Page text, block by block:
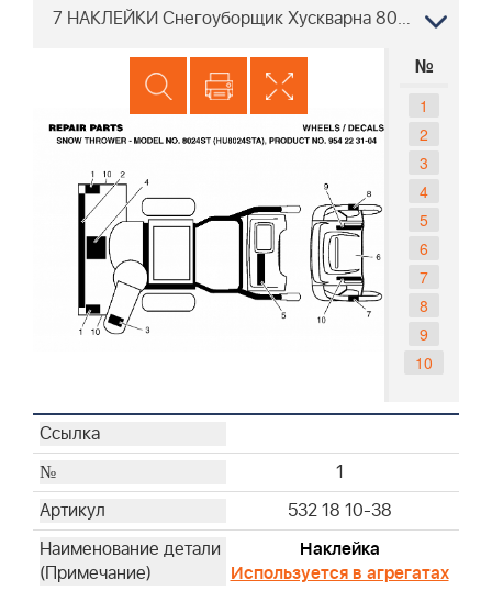
7 НАКЛЕЙКИ Снегоуборщик Хускварна 8024 ST 954223104, 2002-09
№
1
2
3
4
5
6
7
8
9
10
1
532 18 10-38
Наклейка
Используется в агрегатах